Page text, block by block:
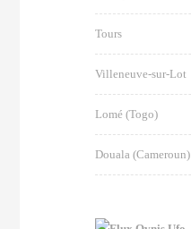
Tours
Villeneuve-sur-Lot
Lomé (Togo)
Douala (Cameroun)